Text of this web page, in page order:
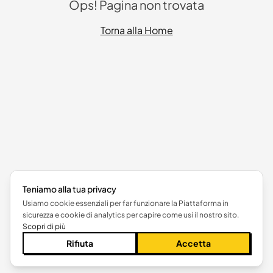
Ops! Pagina non trovata
Torna alla Home
Teniamo alla tua privacy
Usiamo cookie essenziali per far funzionare la Piattaforma in
sicurezza e cookie di analytics per capire come usi il nostro sito.
Scopri di più
Rifiuta Accetta